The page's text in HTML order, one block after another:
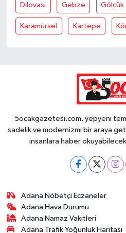
Dilovasi Gebze Gölcük
Karamürsel Kartepe
5ocakgazetesi.com, yepyeni
sadelik ve modernizmi bir araya
insanlara haber
Adana Nöbetçi Eczaneler
Adana Hava Durumu
Adana Namaz Vakitleri
Adana Trafik Yoğunluk Haritası